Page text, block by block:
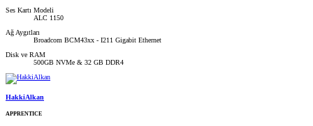
Ses Kartı Modeli
ALC 1150
Ağ Aygıtları
Broadcom BCM43xx - I211 Gigabit Ethernet
Disk ve RAM
500GB NVMe & 32 GB DDR4
HakkiAlkan
APPRENTICE